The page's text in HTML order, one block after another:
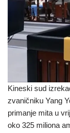
Kineski sud
zvaničniku Yang
primanje mita u
oko 325 miliona